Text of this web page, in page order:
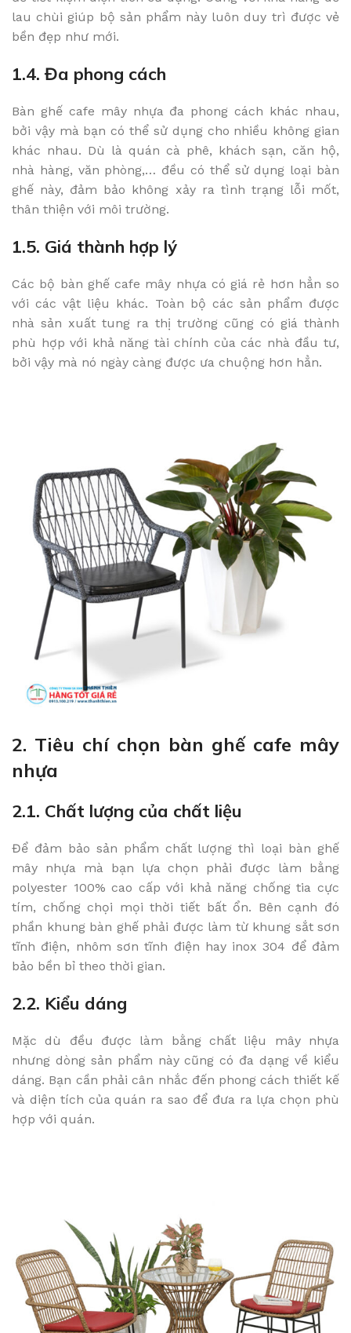
lau chùi giúp bộ sản phẩm này luôn duy trì được vẻ
bền đẹp như mới.
1.4. Đa phong cách
Bàn ghế cafe mây nhựa đa phong cách khác nhau,
bởi vậy mà bạn có thể sử dụng cho nhiều không gian
khác nhau. Dù là quán cà phê, khách sạn, căn hộ,
nhà hàng, văn phòng,… đều có thể sử dụng loại bàn
ghế này, đảm bảo không xảy ra tình trạng lỗi mốt,
thân thiện với môi trường.
1.5. Giá thành hợp lý
Các bộ bàn ghế cafe mây nhựa có giá rẻ hơn hẳn so
với các vật liệu khác. Toàn bộ các sản phẩm được
nhà sản xuất tung ra thị trường cũng có giá thành
phù hợp với khả năng tài chính của các nhà đầu tư,
bởi vậy mà nó ngày càng được ưa chuộng hơn hẳn.
2. Tiêu chí chọn bàn ghế cafe mây
nhựa
2.1. Chất lượng của chất liệu
Để đảm bảo sản phẩm chất lượng thì loại bàn ghế
mây nhựa mà bạn lựa chọn phải được làm bằng
polyester 100% cao cấp với khả năng chống tia cực
tím, chống chọi mọi thời tiết bất ổn. Bên cạnh đó
phần khung bàn ghế phải được làm từ khung sắt sơn
tĩnh điện, nhôm sơn tĩnh điện hay inox 304 để đảm
bảo bền bỉ theo thời gian.
2.2. Kiểu dáng
Mặc dù đều được làm bằng chất liệu mây nhựa
nhưng dòng sản phẩm này cũng có đa dạng về kiểu
dáng. Bạn cần phải cân nhắc đến phong cách thiết kế
và diện tích của quán ra sao để đưa ra lựa chọn phù
hợp với quán.